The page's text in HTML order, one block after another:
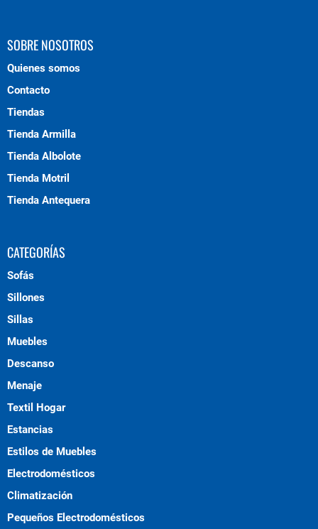
SOBRE NOSOTROS
Quienes somos
Contacto
Tiendas
Tienda Armilla
Tienda Albolote
Tienda Motril
Tienda Antequera
CATEGORÍAS
Sofás
Sillones
Sillas
Muebles
Descanso
Menaje
Textil Hogar
Estancias
Estilos de Muebles
Electrodomésticos
Climatización
Pequeños Electrodomésticos